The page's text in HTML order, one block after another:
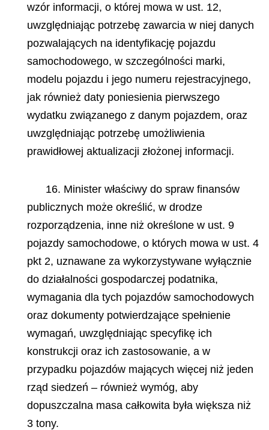
wzór informacji, o której mowa w ust. 12,
uwzględniając potrzebę zawarcia w niej danych
pozwalających na identyfikację pojazdu
samochodowego, w szczególności marki,
modelu pojazdu i jego numeru rejestracyjnego,
jak również daty poniesienia pierwszego
wydatku związanego z danym pojazdem, oraz
uwzględniając potrzebę umożliwienia
prawidłowej aktualizacji złożonej informacji.
16. Minister właściwy do spraw finansów
publicznych może określić, w drodze
rozporządzenia, inne niż określone w ust. 9
pojazdy samochodowe, o których mowa w ust. 4
pkt 2, uznawane za wykorzystywane wyłącznie
do działalności gospodarczej podatnika,
wymagania dla tych pojazdów samochodowych
oraz dokumenty potwierdzające spełnienie
wymagań, uwzględniając specyfikę ich
konstrukcji oraz ich zastosowanie, a w
przypadku pojazdów mających więcej niż jeden
rząd siedzeń – również wymóg, aby
dopuszczalna masa całkowita była większa niż
3 tony.